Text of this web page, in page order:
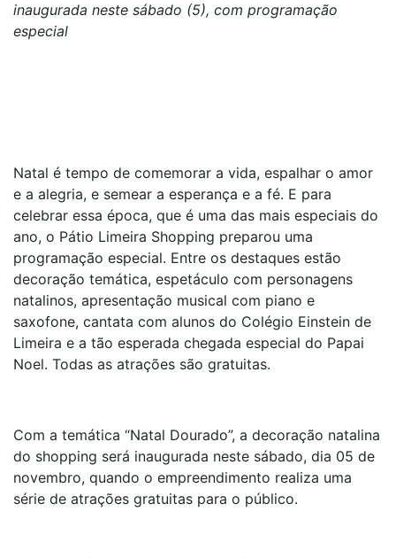
inaugurada neste sábado (5), com programação
especial
Natal é tempo de comemorar a vida, espalhar o amor
e a alegria, e semear a esperança e a fé. E para
celebrar essa época, que é uma das mais especiais do
ano, o Pátio Limeira Shopping preparou uma
programação especial. Entre os destaques estão
decoração temática, espetáculo com personagens
natalinos, apresentação musical com piano e
saxofone, cantata com alunos do Colégio Einstein de
Limeira e a tão esperada chegada especial do Papai
Noel. Todas as atrações são gratuitas.
Com a temática “Natal Dourado”, a decoração natalina
do shopping será inaugurada neste sábado, dia 05 de
novembro, quando o empreendimento realiza uma
série de atrações gratuitas para o público.